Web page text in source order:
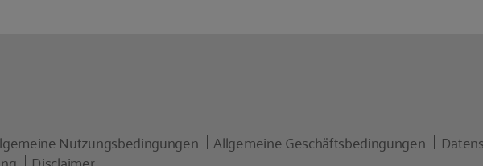
Nutzungsbedingungen Allgemeine Geschäftsbedingungen